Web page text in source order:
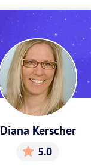
Diana Kerscher
5.0